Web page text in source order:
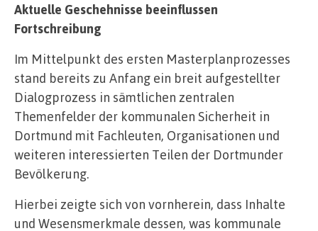
Aktuelle Geschehnisse beeinflussen
Fortschreibung
Im Mittelpunkt des ersten Masterplanprozesses
stand bereits zu Anfang ein breit aufgestellter
Dialogprozess in sämtlichen zentralen
Themenfelder der kommunalen Sicherheit in
Dortmund mit Fachleuten, Organisationen und
weiteren interessierten Teilen der Dortmunder
Bevölkerung.
Hierbei zeigte sich von vornherein, dass Inhalte
und Wesensmerkmale dessen, was kommunale